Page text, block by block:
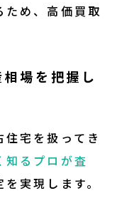
ため、高価買取
場を把握し
宅を扱ってき
知るプロが査
実現します。